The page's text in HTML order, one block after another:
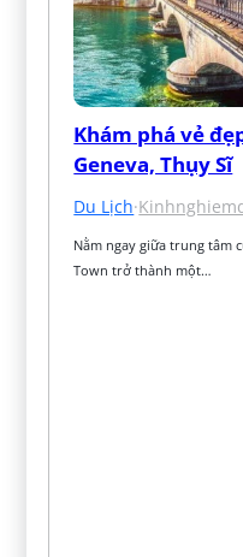
Khám phá vẻ
Geneva, Thụy Sĩ
Du Lịch·
Nằm ngay giữa trung tâm
Town trở thành một…